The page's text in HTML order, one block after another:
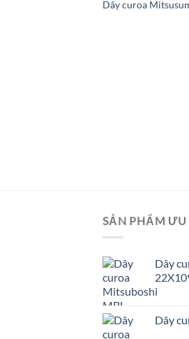
Dây curoa
SẢN PHẨM
Dây
Dây